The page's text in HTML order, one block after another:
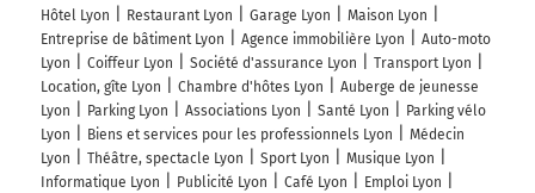
Hôtel Lyon Restaurant Lyon Garage Lyon
Maison Lyon
Entreprise de bâtiment Lyon
Agence immobilière Lyon
Auto-moto
Lyon
Coiffeur Lyon Société d'assurance Lyon
Transport Lyon
Location, gîte Lyon
Chambre d'hôtes Lyon
Auberge de jeunesse
Lyon
Parking Lyon Associations Lyon Santé Lyon
Parking vélo
Lyon
Biens et services pour les professionnels Lyon
Médecin
Lyon
Théâtre, spectacle Lyon Sport Lyon
Musique Lyon
Informatique Lyon
Publicité Lyon Café Lyon
Emploi Lyon